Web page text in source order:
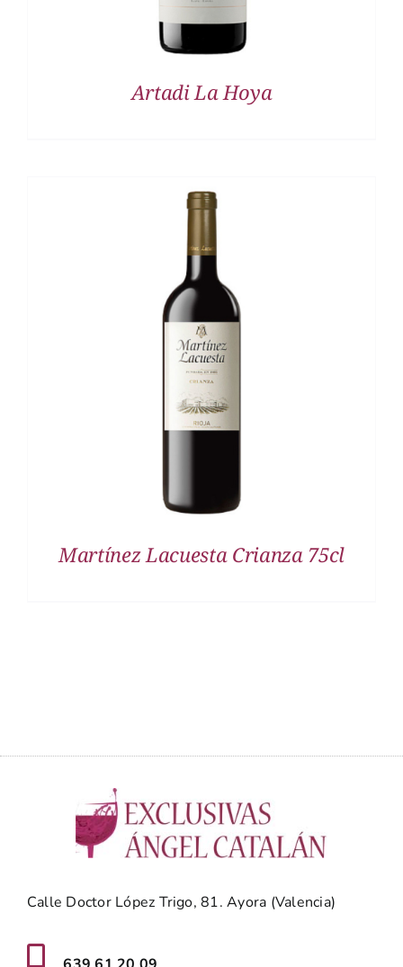
Artadi La Hoya
DETALLES
Martínez Lacuesta Crianza 75cl
Calle Doctor López Trigo, 81. Ayora (Valencia)